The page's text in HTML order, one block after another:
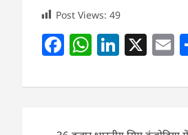
Post Views: 49
F
c
W
at
Li
k
X E